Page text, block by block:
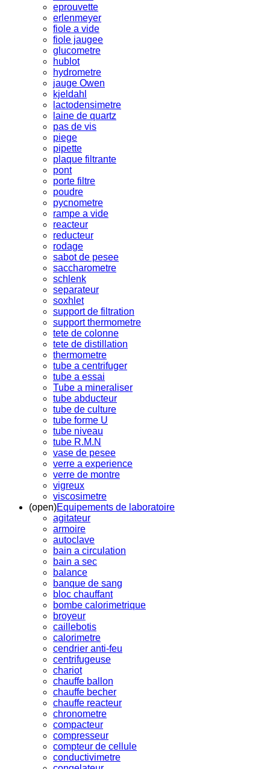
eprouvette
erlenmeyer
fiole a vide
fiole jaugee
glucometre
hublot
hydrometre
jauge Owen
kjeldahl
lactodensimetre
laine de quartz
pas de vis
piege
pipette
plaque filtrante
pont
porte filtre
poudre
pycnometre
rampe a vide
reacteur
reducteur
rodage
sabot de pesee
saccharometre
schlenk
separateur
soxhlet
support de filtration
support thermometre
tete de colonne
tete de distillation
thermometre
tube a centrifuger
tube a essai
Tube a mineraliser
tube abducteur
tube de culture
tube forme U
tube niveau
tube R.M.N
vase de pesee
verre a experience
verre de montre
vigreux
viscosimetre
(open)Equipements de laboratoire
agitateur
armoire
autoclave
bain a circulation
bain a sec
balance
banque de sang
bloc chauffant
bombe calorimetrique
broyeur
caillebotis
calorimetre
cendrier anti-feu
centrifugeuse
chariot
chauffe ballon
chauffe becher
chauffe reacteur
chronometre
compacteur
compresseur
compteur de cellule
conductivimetre